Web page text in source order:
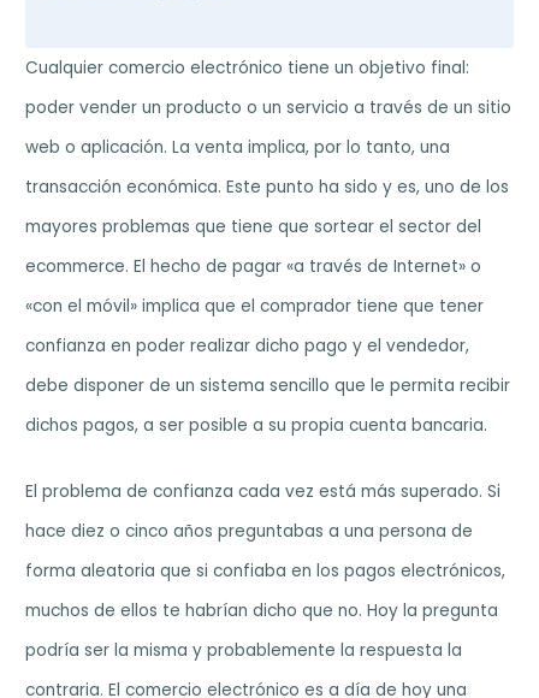
Cualquier comercio electrónico tiene un objetivo final:
poder vender un producto o un servicio a través de un sitio
web o aplicación. La venta implica, por lo tanto, una
transacción económica. Este punto ha sido y es, uno de los
mayores problemas que tiene que sortear el sector del
ecommerce. El hecho de pagar «a través de Internet» o
«con el móvil» implica que el comprador tiene que tener
confianza en poder realizar dicho pago y el vendedor,
debe disponer de un sistema sencillo que le permita recibir
dichos pagos, a ser posible a su propia cuenta bancaria.
El problema de confianza cada vez está más superado. Si
hace diez o cinco años preguntabas a una persona de
forma aleatoria que si confiaba en los pagos electrónicos,
muchos de ellos te habrían dicho que no. Hoy la pregunta
podría ser la misma y probablemente la respuesta la
contraria. El comercio electrónico es a día de hoy una